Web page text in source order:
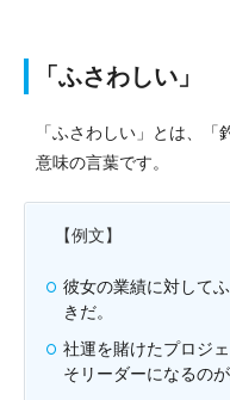
「ふさわしい」
「ふさわしい」とは、
意味の言葉です。
【例文】
彼女の業績に対して
きだ。
社運を賭けたプロジ
そリーダーになるのが